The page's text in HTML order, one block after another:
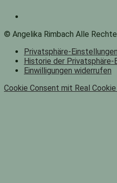
© Angelika Rimbach Alle
Privatsphäre-
Historie der Privatsphäre-
Einwilligungen widerrufen
Cookie Consent mit Real